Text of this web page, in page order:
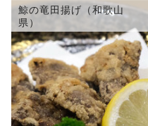
鯨の竜田揚げ（和歌山
県）